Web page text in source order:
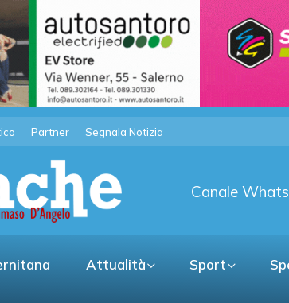
Partner Segnala Notizia
Canale
Attualità Sport